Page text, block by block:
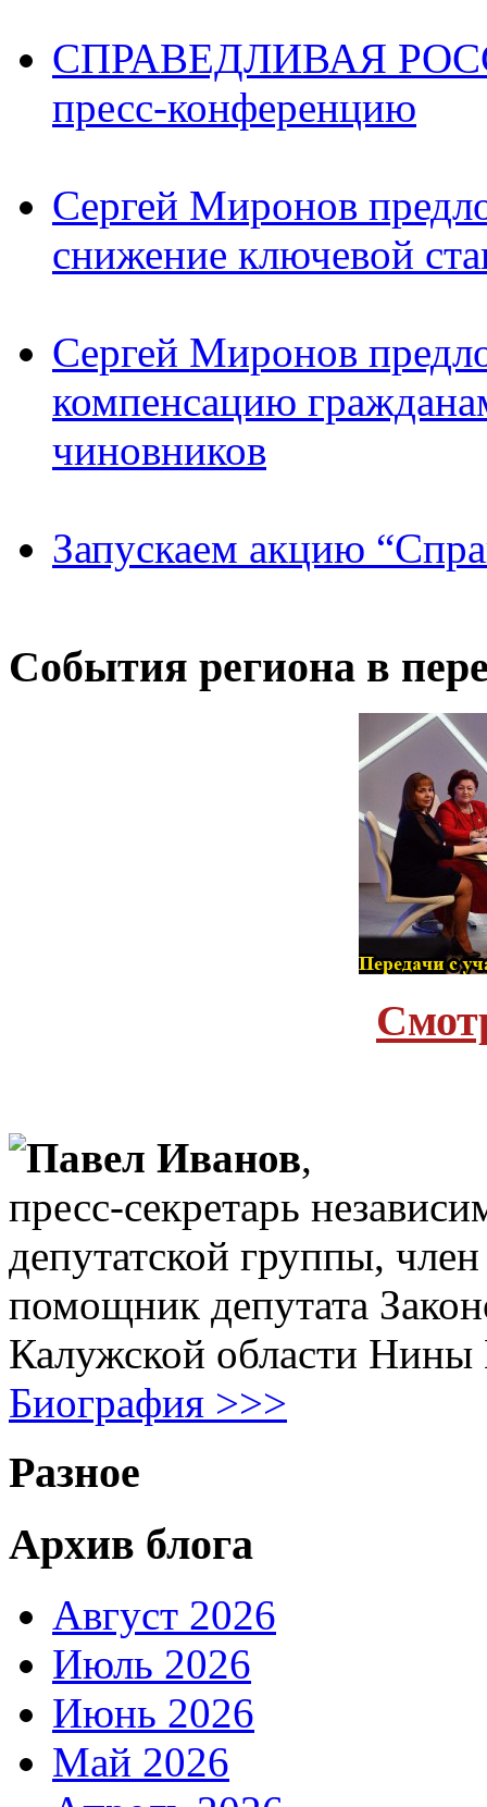
СПРАВЕДЛИВАЯ
пресс-конференцию
Сергей Миронов
снижение ключевой
Сергей Миронов
компенсацию
чиновников
Запускаем акцию
Cобытия региона в
Павел Иванов,
пресс-секретарь
депутатской группы,
помощник депутата
Калужской области
Биография >>>
Разное
Архив блога
Август 2026
Июль 2026
Июнь 2026
Май 2026